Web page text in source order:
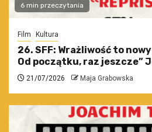
6 min przeczytania
Film Kultura
26. SFF: Wrażliwość to
Od początku, raz jeszcze”
21/07/2026 Maja Grabowska